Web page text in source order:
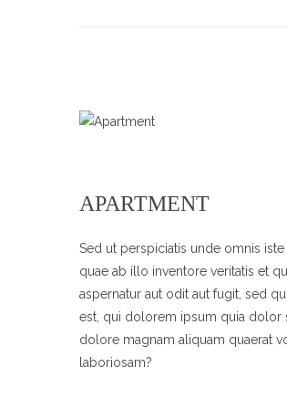
APARTMENT
Sed ut perspiciatis unde omnis
quae ab illo inventore veritatis et
aspernatur aut odit aut fugit, sed
est, qui dolorem ipsum quia dolor
dolore magnam aliquam quaerat
laboriosam?